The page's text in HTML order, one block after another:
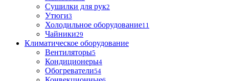
Сушилки для рук2
Утюги3
Холодильное оборудование11
Чайники29
Климатическое оборудование
Вентиляторы5
Кондиционеры4
Обогреватели54